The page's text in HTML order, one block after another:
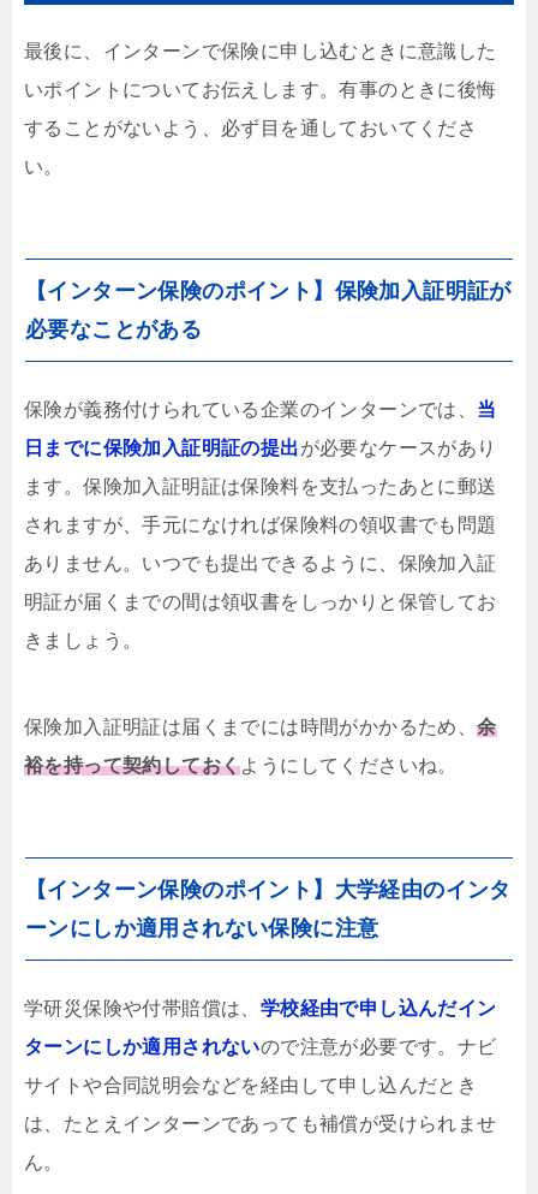
最後に、インターンで保険に申し込むときに意識した
いポイントについてお伝えします。有事のときに後悔
することがないよう、必ず目を通しておいてくださ
い。
【インターン保険のポイント】保険加入証明証が
必要なことがある
保険が義務付けられている企業のインターンでは、 当
日までに保険加入証明証の提出が必要なケースがあり
ます。保険加入証明証は保険料を支払ったあとに郵送
されますが、手元になければ保険料の領収書でも問題
ありません。いつでも提出できるように、保険加入証
明証が届くまでの間は領収書をしっかりと保管してお
きましょう。
保険加入証明証は届くまでには時間がかかるため、余
裕を持って契約しておくようにしてくださいね。
【インターン保険のポイント】大学経由のインタ
ーンにしか適用されない保険に注意
学研災保険や付帯賠償は、 学校経由で申し込んだイン
ターンにしか適用されないので注意が必要です。ナビ
サイトや合同説明会などを経由して申し込んだとき
は、たとえインターンであっても補償が受けられませ
ん。